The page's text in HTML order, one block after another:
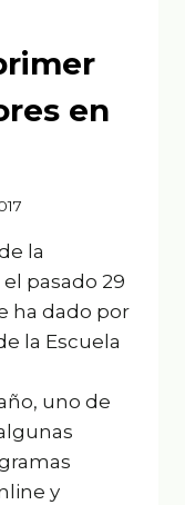
en
la
pasado 29
ha dado por
la Escuela
uno de
y